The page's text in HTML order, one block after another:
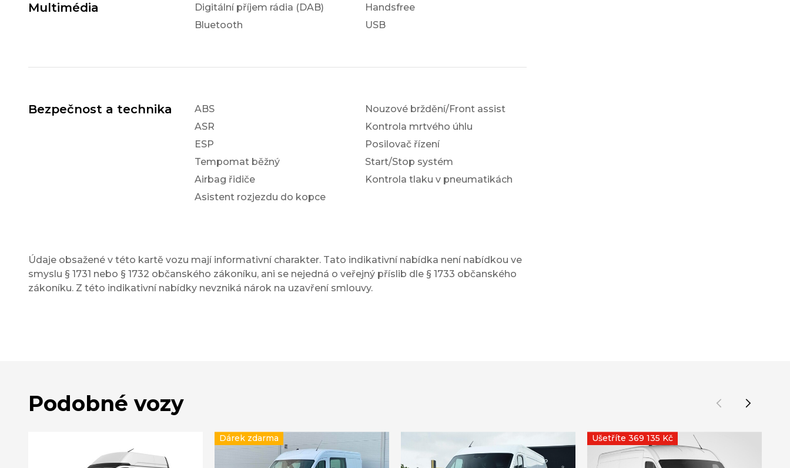
Multimédia
Digitální příjem rádia (DAB)
Bluetooth
Handsfree
USB
Bezpečnost a technika
ABS
ASR
ESP
Tempomat běžný
Airbag řidiče
Asistent rozjezdu do kopce
Nouzové brždění/Front assist
Kontrola mrtvého úhlu
Posilovač řízení
Start/Stop systém
Kontrola tlaku v pneumatikách
Údaje obsažené v této kartě vozu mají informativní charakter. Tato indikativní nabídka není nabídkou ve
smyslu § 1731 nebo § 1732 občanského zákoníku, ani se nejedná o veřejný příslib dle § 1733 občanského
zákoníku. Z této indikativní nabídky nevzniká nárok na uzavření smlouvy.
Podobné vozy
Dárek zdarma Ušetříte 369 135 Kč